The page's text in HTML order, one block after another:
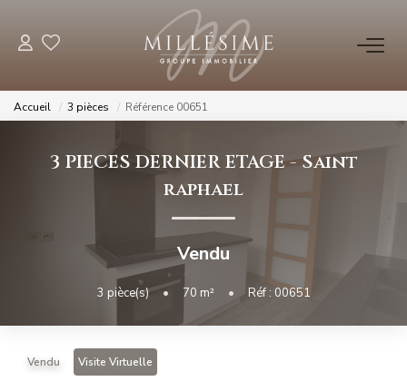
NOS OFFRES
Nos Biens Vendus
Nos Agences
Nos Équipes
ESTIMATION
Accueil 3 pièces Référence 00651
3 PIECES DERNIER ETAGE-Saint
raphael
Vendu
3 pièce(s) • 70 m² • Réf : 00651
Vendu Visite Virtuelle